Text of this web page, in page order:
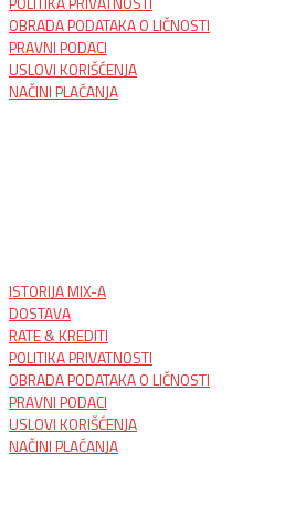
OBRADA PODATAKA O LIČNOSTI
PRAVNI PODACI
USLOVI KORIŠĆENJA
NAČINI PLAĆANJA
ISTORIJA MIX-A
DOSTAVA
RATE & KREDITI
POLITIKA PRIVATNOSTI
OBRADA PODATAKA O LIČNOSTI
PRAVNI PODACI
USLOVI KORIŠĆENJA
NAČINI PLAĆANJA